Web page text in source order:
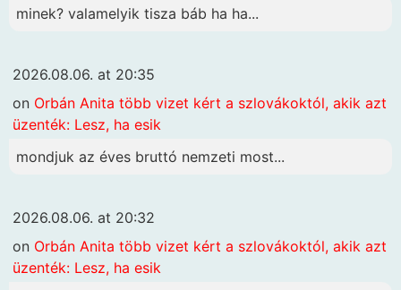
minek? valamelyik tisza báb ha ha...
2026.08.06. at 20:35
on Orbán Anita több vizet kért a szlovákoktól, akik azt
üzenték: Lesz, ha esik
mondjuk az éves bruttó nemzeti most...
2026.08.06. at 20:32
on Orbán Anita több vizet kért a szlovákoktól, akik azt
üzenték: Lesz, ha esik